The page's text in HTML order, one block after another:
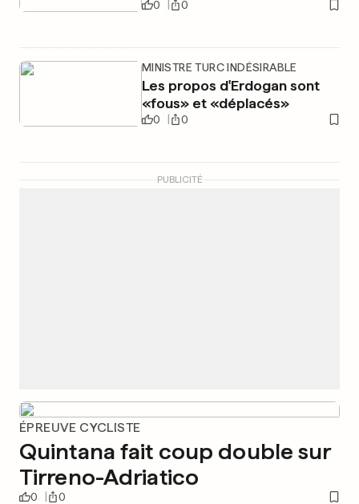
0 0
MINISTRE TURC INDÉSIRABLE
Les propos d'Erdogan sont
«fous» et «déplacés»
0 0
PUBLICITÉ
ÉPREUVE CYCLISTE
Quintana fait coup double sur
Tirreno-Adriatico
0 0